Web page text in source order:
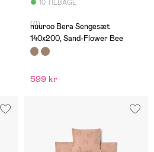
10 TILBAGE
(0)
nuuroo Bera Sengesæt
140x200, Sand-Flower Bee
599 kr